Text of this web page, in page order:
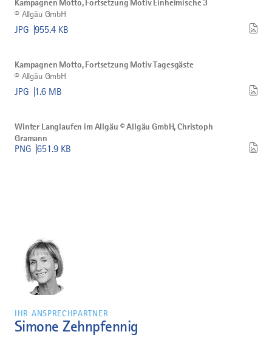
Kampagnen Motto, Fortsetzung Motiv Einheimische 3
©Allgäu GmbH
JPG 955.4 KB
Motto,
Fortsetzung
Motiv
Einheimische
Kampagnen Motto, Fortsetzung Motiv Tagesgäste
©Allgäu GmbH
JPG 1.6 MB
Motto,
Fortsetzung
Motiv
Tagesgäste
Winter Langlaufen im Allgäu © Allgäu GmbH, Christoph
Gramann
PNG 651.9 KB
Langlaufen
im
Allgäu
IHR ANSPRECHPARTNER
Simone Zehnpfennig